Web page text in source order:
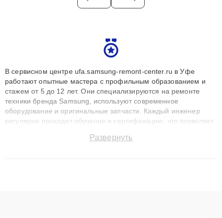
В сервисном центре ufa.samsung-remont-center.ru в Уфе
работают опытные мастера с профильным образованием и
стажем от 5 до 12 лет. Они специализируются на ремонте
техники бренда Samsung, используют современное
оборудование и оригинальные запчасти. Каждый инженер
регулярно проходит обучение и сертификацию, что позволяет
технику с сохранением гарантии до 3 лет. Наши мастера
Развернуть